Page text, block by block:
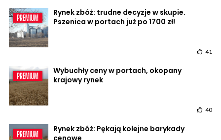
Rynek zbóż: trudne decyzje w skupie.
Pszenica w portach już po 1700 zł!
41
Wybuchły ceny w portach, okopany
krajowy rynek
40
Rynek zbóż: Pękają kolejne barykady
cenowe